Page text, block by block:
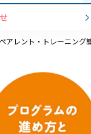
アレント・トレーニン